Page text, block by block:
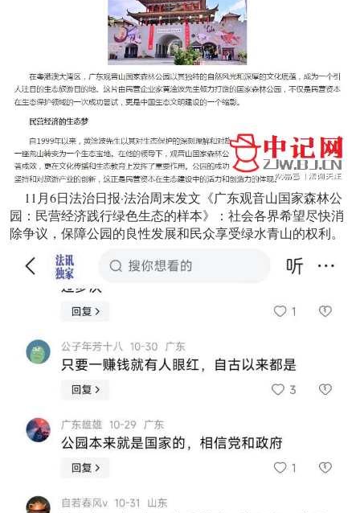
11月6日法治日报·法治周末发文《广东观音山国家森林公
园：民营经济践行绿色生态的样本》：社会各界希望尽快消
除争议，保障公园的良性发展和民众享受绿水青山的权利。